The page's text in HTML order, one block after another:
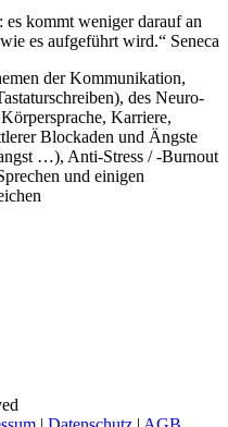
kommt weniger darauf an
es aufgeführt wird.“ Seneca
der Kommunikation,
des Neuro-
Karriere,
Blockaden und Ängste
…), Anti-Stress / -Burnout
und einigen